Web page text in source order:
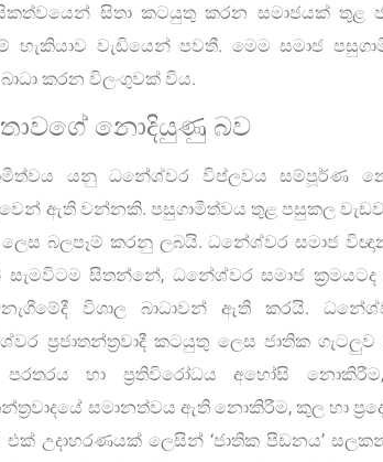
සිතා කටයුතු කරන සමාජයක් තුළ
හැකියාව වැඩියෙන් පවතී. මෙම සමාජ
කරන විලංගුවක් විය.
නොදියුණු බව
යනු ධනේශ්වර විප්ලවය සම්පූර්ණ
ඇති වන්නකි. පසුගාමීත්වය තුළ පසුකල
ලෙස බලපෑම් කරනු ලබයි. ධනේශ්වර සමාජ
සිතන්නේ, ධනේශ්වර සමාජ ක්‍රමයටද
විශාල බාධාවන් ඇති කරයි.
ප්‍රජාතන්ත්‍රවාදී කටයුතු ලෙස ජාතික
පරතරය හා ප්‍රතිවිරෝධය අහෝසි
සමානත්වය ඇති නොකිරීම, කුල හා
එක් උදාහරණයක් ලෙසින් ‘ජාතික පීඩනය’